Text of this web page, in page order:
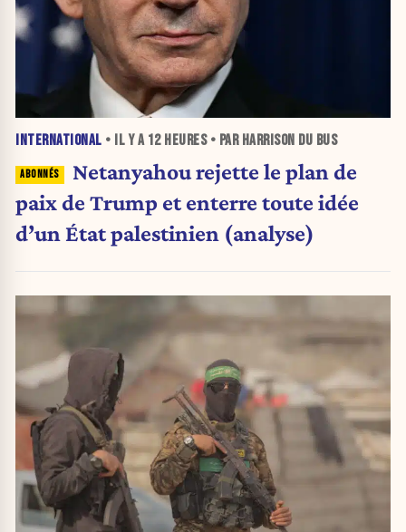
INTERNATIONAL • IL Y A 12 HEURES• PAR HARRISON DU BUS
Netanyahou rejette le plan de
paix de Trump et enterre toute idée
d’un État palestinien (analyse)